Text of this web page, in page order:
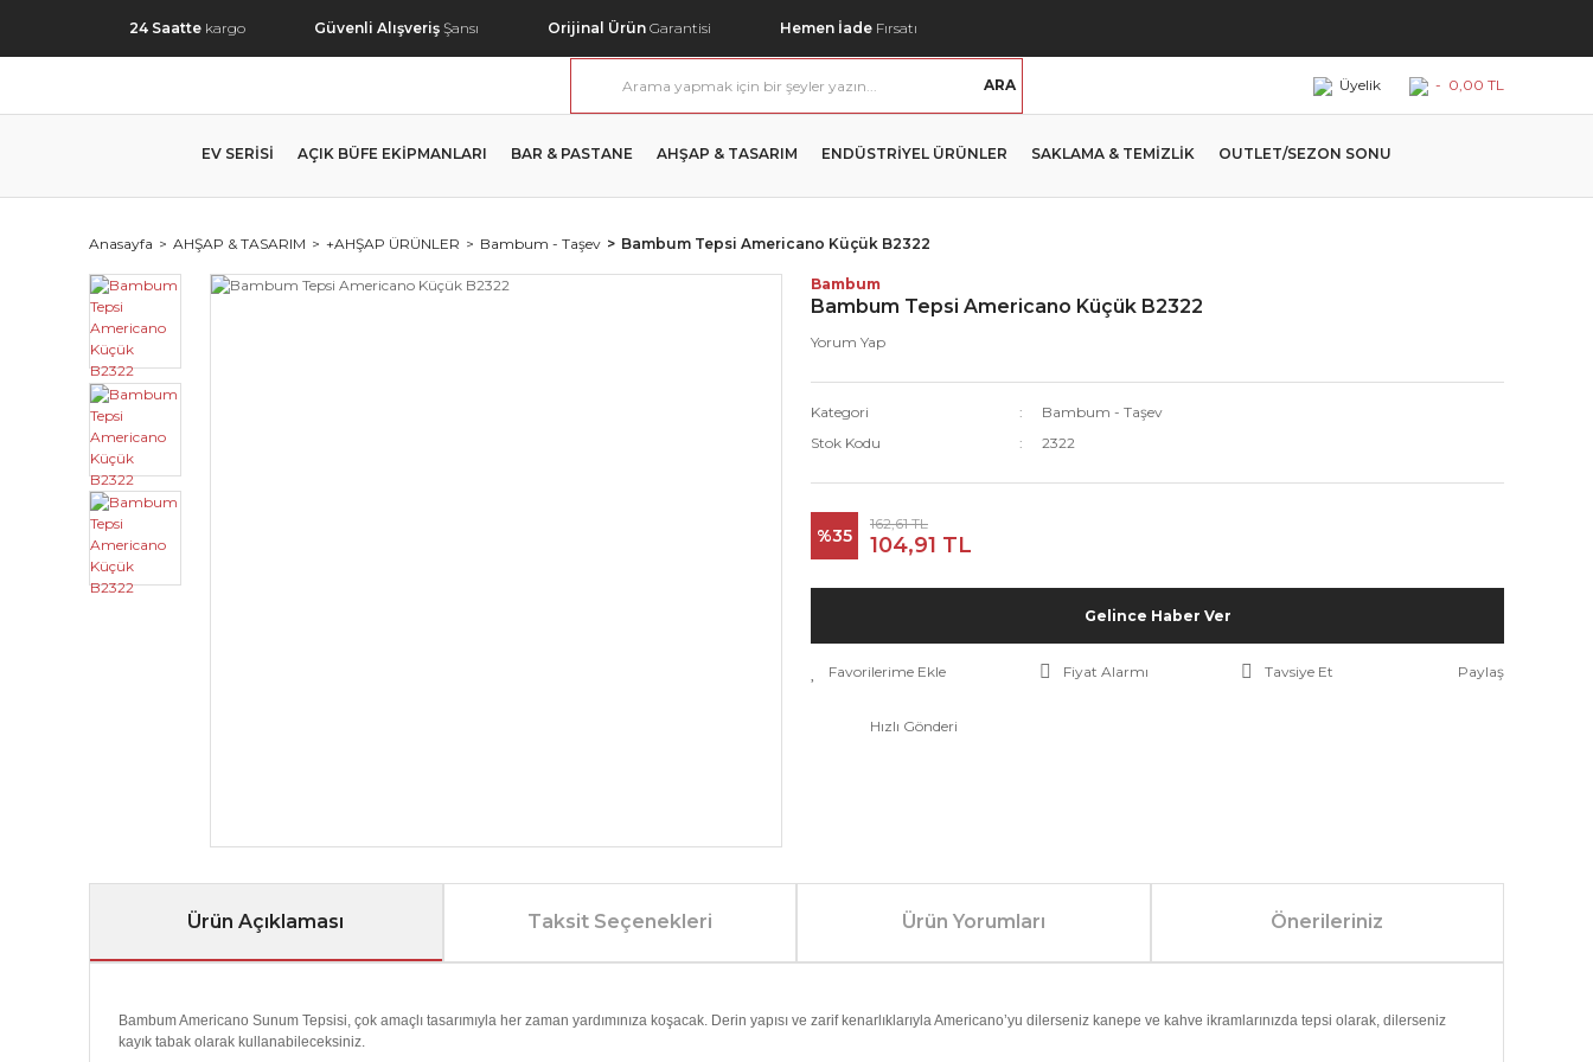
24 Saatte kargo Güvenli Alışveriş Şansı Orijinal Ürün Garantisi Hemen İade Fırsatı
ARA Üyelik - 0,00 TL
EV SERİSİ AÇIK BÜFE EKİPMANLARI BAR & PASTANE AHŞAP & TASARIM ENDÜSTRİYEL ÜRÜNLER SAKLAMA & TEMİZLİK OUTLET/SEZON SONU
Anasayfa AHŞAP & TASARIM +AHŞAP ÜRÜNLER Bambum - Taşev Bambum Tepsi Americano Küçük B2322
Bambum
Bambum Tepsi Americano Küçük B2322
Yorum Yap
Kategori
Bambum - Taşev
Stok Kodu
2322
%35
162,61 TL
104,91 TL
Gelince Haber Ver
Fiyat Alarmı Tavsiye Et Paylaş
Hızlı Gönderi
Ürün Açıklaması Taksit Seçenekleri Ürün Yorumları Önerileriniz
Bambum Americano Sunum Tepsisi, çok amaçlı tasarımıyla her zaman yardımınıza koşacak. Derin yapısı ve zarif kenarlıklarıyla Americano’yu dilerseniz kanepe ve kahve ikramlarınızda tepsi olarak, dilerseniz
kayık tabak olarak kullanabileceksiniz.